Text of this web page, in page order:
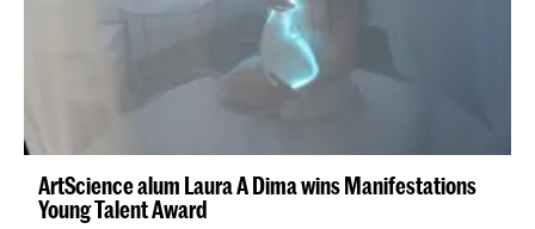
ArtScience alum Laura A Dima wins Manifestations
Young Talent Award